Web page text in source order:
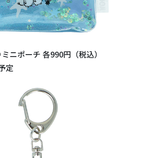
ニポーチ 各990円（税込）
定